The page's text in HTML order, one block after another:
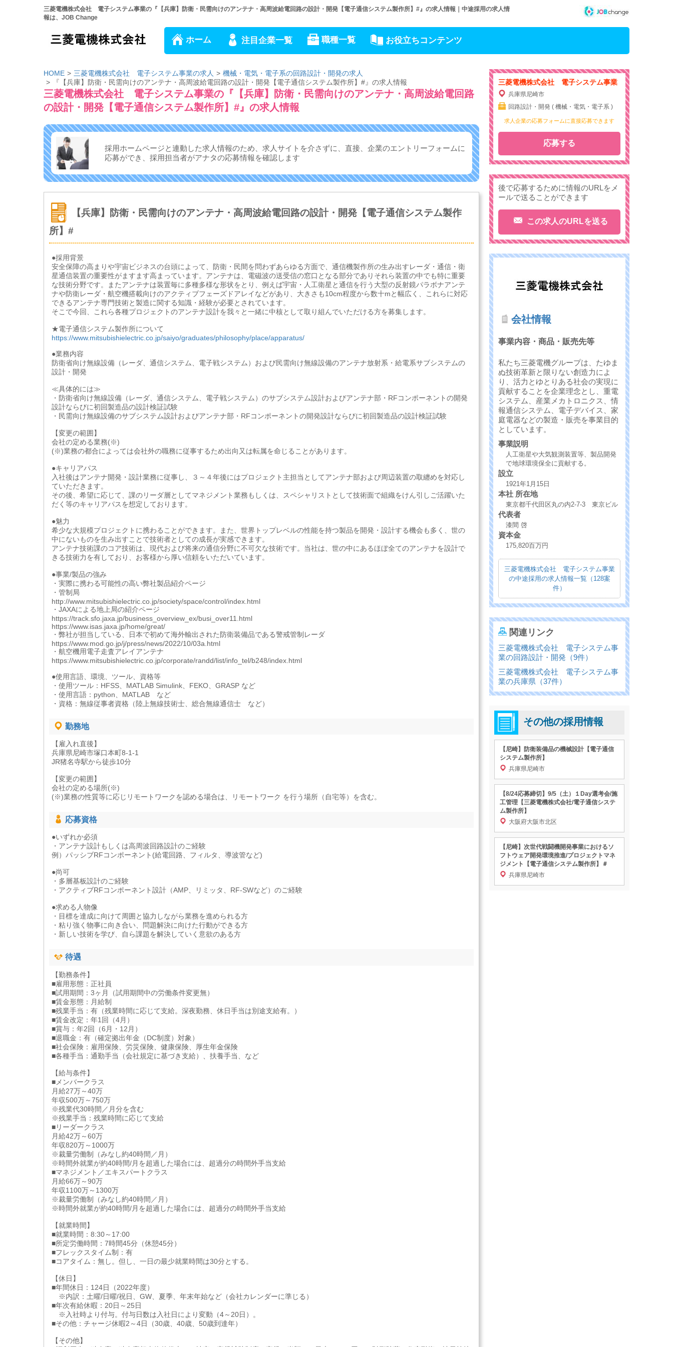
三菱電機株式会社 電子システム事業の『【兵庫】防衛・民需向けのアンテナ・高周波給電回路の設計・開発【電子通信システム製作所】#』の求人情報｜中途採用の求人情
報は、JOB Change
ホーム 注目企業一覧 職種一覧 お役立ちコンテンツ
HOME 三菱電機株式会社 電子システム事業の求人
機械・電気・電子系の回路設計・開発の求人
『【兵庫】防衛・民需向けのアンテナ・高周波給電回路の設計・開発【電子通信システム製作所】#』の求人情報
三菱電機株式会社 電子システム事業の『【兵庫】防衛・民需向けのアンテナ・高周波給電回路
の設計・開発【電子通信システム製作所】#』の求人情報
採用ホームページと連動した求人情報のため、求人サイトを介さずに、 直接、企業のエントリーフォームに
応募ができ、 採用担当者がアナタの応募情報を確認します
【兵庫】防衛・民需向けのアンテナ・高周波給電回路の設計・開発【電子通信システム製作
所】#
●採用背景
安全保障の高まりや宇宙ビジネスの台頭によって、防衛・民間を問わずあらゆる方面で、通信機製作所の生み出すレーダ・通信・衛
星通信装置の重要性がますます高まっています。アンテナは、電磁波の送受信の窓口となる部分でありそれら装置の中でも特に重要
な技術分野です。またアンテナは装置毎に多種多様な形状をとり、例えば宇宙・人工衛星と通信を行う大型の反射鏡パラボナアンテ
ナや防衛レーダ・航空機搭載向けのアクティブフェーズドアレイなどがあり、大きさも10cm程度から数十mと幅広く、これらに対応
できるアンテナ専門技術と製造に関する知識・経験が必要とされています。
そこで今回、これら各種プロジェクトのアンテナ設計を我々と一緒に中核として取り組んでいただける方を募集します。
★電子通信システム製作所について
https://www.mitsubishielectric.co.jp/saiyo/graduates/philosophy/place/apparatus/
●業務内容
防衛省向け無線設備（レーダ、通信システム、電子戦システム）および民需向け無線設備のアンテナ放射系・給電系サブシステムの
設計・開発
≪具体的には≫
・防衛省向け無線設備（レーダ、通信システム、電子戦システム）のサブシステム設計およびアンテナ部・RFコンポーネントの開発
設計ならびに初回製造品の設計検証試験
・民需向け無線設備のサブシステム設計およびアンテナ部・RFコンポーネントの開発設計ならびに初回製造品の設計検証試験
【変更の範囲】
会社の定める業務(※)
(※)業務の都合によっては会社外の職務に従事するため出向又は転属を命じることがあります。
●キャリアパス
入社後はアンテナ開発・設計業務に従事し、３～４年後にはプロジェクト主担当としてアンテナ部および周辺装置の取纏めを対応し
ていただきます。
その後、希望に応じて、課のリーダ層としてマネジメント業務もしくは、スペシャリストとして技術面で組織をけん引しご活躍いた
だく等のキャリアパスを想定しております。
●魅力
希少な大規模プロジェクトに携わることができます。また、世界トップレベルの性能を持つ製品を開発・設計する機会も多く、世の
中にないものを生み出すことで技術者としての成長が実感できます。
アンテナ技術課のコア技術は、現代および将来の通信分野に不可欠な技術です。当社は、世の中にあるほぼ全てのアンテナを設計で
きる技術力を有しており、お客様から厚い信頼をいただいています。
●事業/製品の強み
・実際に携わる可能性の高い弊社製品紹介ページ
・管制局
http://www.mitsubishielectric.co.jp/society/space/control/index.html
・JAXAによる地上局の紹介ページ
https://track.sfo.jaxa.jp/business_overview_ex/busi_over11.html
https://www.isas.jaxa.jp/home/great/
・弊社が担当している、日本で初めて海外輸出された防衛装備品である警戒管制レーダ
https://www.mod.go.jp/j/press/news/2022/10/03a.html
・航空機用電子走査アレイアンテナ
https://www.mitsubishielectric.co.jp/corporate/randd/list/info_tel/b248/index.html
●使用言語、環境、ツール、資格等
・使用ツール：HFSS、MATLAB Simulink、FEKO、GRASP など
・使用言語：python、MATLAB など
・資格：無線従事者資格（陸上無線技術士、総合無線通信士 など）
勤務地
【雇入れ直後】
兵庫県尼崎市塚口本町8-1-1
JR猪名寺駅から徒歩10分
【変更の範囲】
会社の定める場所(※)
(※)業務の性質等に応じリモートワークを認める場合は、リモートワーク を行う場所（自宅等）を含む。
応募資格
●いずれか必須
・アンテナ設計もしくは高周波回路設計のご経験
例）パッシブRFコンポーネント(給電回路、フィルタ、導波管など)
●尚可
・多層基板設計のご経験
・アクティブRFコンポーネント設計（AMP、リミッタ、RF-SWなど）のご経験
●求める人物像
・目標を達成に向けて周囲と協力しながら業務を進められる方
・粘り強く物事に向き合い、問題解決に向けた行動ができる方
・新しい技術を学び、自ら課題を解決していく意欲のある方
待遇
【勤務条件】
■雇用形態：正社員
■試用期間：3ヶ月（試用期間中の労働条件変更無）
■賃金形態：月給制
■残業手当：有（残業時間に応じて支給。深夜勤務、休日手当は別途支給有。）
■賃金改定：年1回（4月）
■賞与：年2回（6月・12月）
■退職金：有（確定拠出年金（DC制度）対象）
■社会保険：雇用保険、労災保険、健康保険、厚生年金保険
■各種手当：通勤手当（会社規定に基づき支給）、扶養手当、など
【給与条件】
■メンバークラス
月給27万～40万
年収500万～750万
※残業代30時間／月分を含む
※残業手当：残業時間に応じて支給
■リーダークラス
月給42万～60万
年収820万～1000万
※裁量労働制（みなし約40時間／月）
※時間外就業が約40時間/月を超過した場合には、超過分の時間外手当支給
■マネジメント／エキスパートクラス
月給66万～90万
年収1100万～1300万
※裁量労働制（みなし約40時間／月）
※時間外就業が約40時間/月を超過した場合には、超過分の時間外手当支給
【就業時間】
■就業時間：8:30～17:00
■所定労働時間：7時間45分（休憩45分）
■フレックスタイム制：有
■コアタイム：無し。但し、一日の最少就業時間は30分とする。
【休日】
■年間休日：124日（2022年度）
※内訳：土曜/日曜/祝日、GW、夏季、年末年始など（会社カレンダーに準じる）
■年次有給休暇：20日～25日
※入社時より付与。付与日数は入社日により変動（4～20日）。
■その他：チャージ休暇2～4日（30歳、40歳、50歳到達年）
【その他】
三菱電機株式会社 電子システム事業
兵庫県尼崎市
回路設計・開発 ( 機械・電気・電子系 )
求人企業の応募フォームに直接応募できます
応募する
後で応募するために情報のURLをメ
ールで送ることができます
この求人のURLを送る
会社情報
事業内容・商品・販売先等
私たち三菱電機グループは、たゆま
ぬ技術革新と限りない創造力によ
り、活力とゆとりある社会の実現に
貢献することを企業理念とし、重電
システム、産業メカトロニクス、情
報通信システム、電子デバイス、家
庭電器などの製造・販売を事業目的
としています。
事業説明
人工衛星や大気観測装置等、製品開発
で地球環境保全に貢献する。
設立
1921年1月15日
本社 所在地
東京都千代田区丸の内2-7-3 東京ビル
代表者
漆間 啓
資本金
175,820百万円
三菱電機株式会社 電子システム事業
の中途採用の求人情報一覧（128案
件）
関連リンク
三菱電機株式会社 電子システム事
業の回路設計・開発（9件）
三菱電機株式会社 電子システム事
業の兵庫県（37件）
その他の採用情報
【尼崎】防衛装備品の機械設計【電子通信
システム製作所】
兵庫県尼崎市
【8/24応募締切】9/5（土）１Day選考会/施
工管理【三菱電機株式会社/電子通信システ
ム製作所】
大阪府大阪市北区
【尼崎】次世代戦闘機開発事業におけるソ
フトウェア開発環境推進/プロジェクトマネ
ジメント【電子通信システム製作所】＃
兵庫県尼崎市